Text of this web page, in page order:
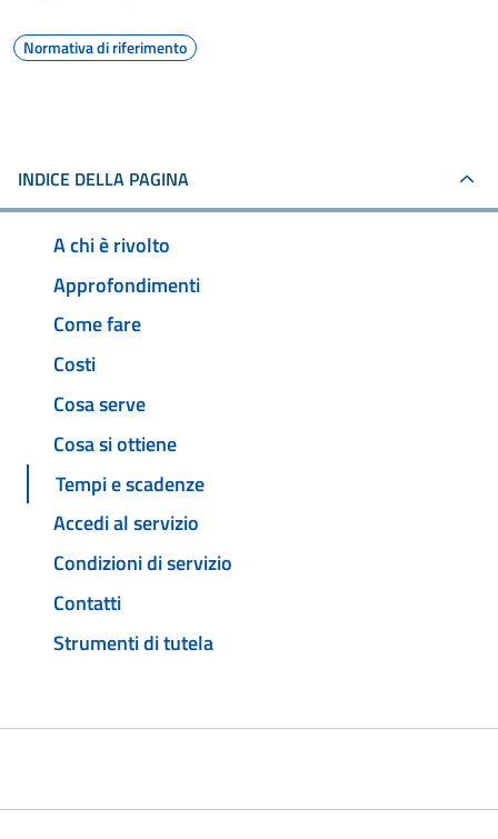
Normativa di riferimento
INDICE DELLA PAGINA
A chi è rivolto
Approfondimenti
Come fare
Costi
Cosa serve
Cosa si ottiene
Tempi e scadenze
Accedi al servizio
Condizioni di servizio
Contatti
Strumenti di tutela